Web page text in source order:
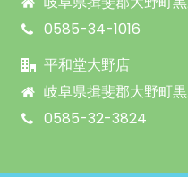
0585-34-1016
平和堂大野店
岐阜県揖斐郡大野町
0585-32-3824